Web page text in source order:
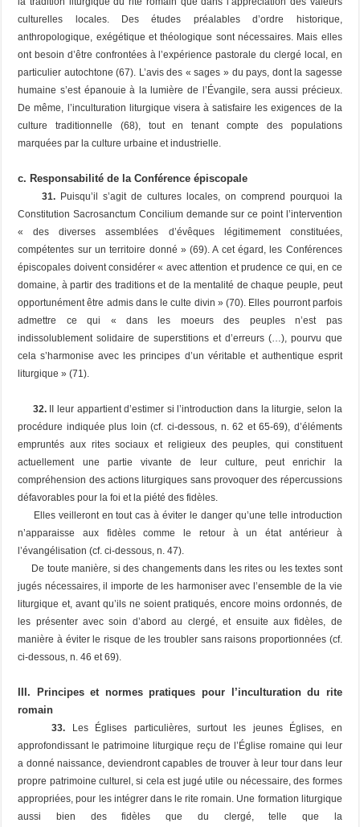
culturelles locales. Des études préalables d’ordre historique,
anthropologique, exégétique et théologique sont nécessaires. Mais elles
ont besoin d’être confrontées à l’expérience pastorale du clergé local, en
particulier autochtone (67). L’avis des « sages » du pays, dont la sagesse
humaine s’est épanouie à la lumière de l’Évangile, sera aussi précieux.
De même, l’inculturation liturgique visera à satisfaire les exigences de la
culture traditionnelle (68), tout en tenant compte des populations
marquées par la culture urbaine et industrielle.
c. Responsabilité de la Conférence épiscopale
31. Puisqu’il s’agit de cultures locales, on comprend pourquoi la
Constitution Sacrosanctum Concilium demande sur ce point l’intervention
« des diverses assemblées d’évêques légitimement constituées,
compétentes sur un territoire donné » (69). A cet égard, les Conférences
épiscopales doivent considérer « avec attention et prudence ce qui, en ce
domaine, à partir des traditions et de la mentalité de chaque peuple, peut
opportunément être admis dans le culte divin » (70). Elles pourront parfois
admettre ce qui « dans les moeurs des peuples n’est pas
indissolublement solidaire de superstitions et d’erreurs (…), pourvu que
cela s’harmonise avec les principes d’un véritable et authentique esprit
liturgique » (71).
32. II leur appartient d’estimer si l’introduction dans la liturgie, selon la
procédure indiquée plus loin (cf. ci-dessous, n. 62 et 65-69), d’éléments
empruntés aux rites sociaux et religieux des peuples, qui constituent
actuellement une partie vivante de leur culture, peut enrichir la
compréhension des actions liturgiques sans provoquer des répercussions
défavorables pour la foi et la piété des fidèles.
Elles veilleront en tout cas à éviter le danger qu’une telle introduction
n’apparaisse aux fidèles comme le retour à un état antérieur à
l’évangélisation (cf. ci-dessous, n. 47).
De toute manière, si des changements dans les rites ou les textes sont
jugés nécessaires, il importe de les harmoniser avec l’ensemble de la vie
liturgique et, avant qu’ils ne soient pratiqués, encore moins ordonnés, de
les présenter avec soin d’abord au clergé, et ensuite aux fidèles, de
manière à éviter le risque de les troubler sans raisons proportionnées (cf.
ci-dessous, n. 46 et 69).
III. Principes et normes pratiques pour l’inculturation du rite
romain
33.
Les Églises particulières, surtout les jeunes Églises, en
approfondissant le patrimoine liturgique reçu de l’Église romaine qui leur
a donné naissance, deviendront capables de trouver à leur tour dans leur
propre patrimoine culturel, si cela est jugé utile ou nécessaire, des formes
appropriées, pour les intégrer dans le rite romain. Une formation liturgique
aussi bien des fidèles que du clergé, telle que la